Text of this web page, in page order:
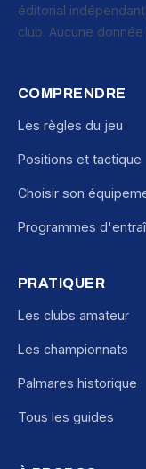
éditorial
club. Aucune
COMPRENDRE
Les règles du jeu
Positions et tactique
Choisir son
Programmes
PRATIQUER
Les clubs amateur
Les championnats
Palmares historique
Tous les guides